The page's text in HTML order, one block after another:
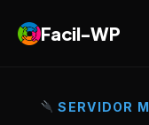
Facil-WP
SERVIDOR